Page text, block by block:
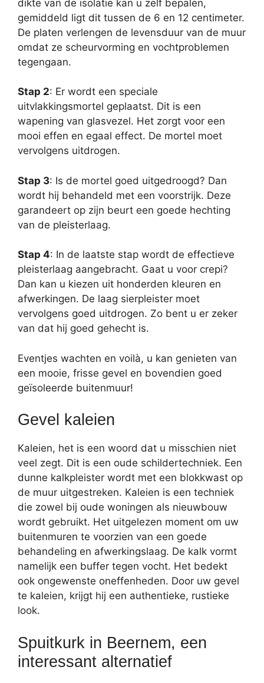
dikte van de isolatie kan u zelf bepalen,
gemiddeld ligt dit tussen de 6 en 12 centimeter.
De platen verlengen de levensduur van de muur
omdat ze scheurvorming en vochtproblemen
tegengaan.
Stap 2: Er wordt een speciale
uitvlakkingsmortel geplaatst. Dit is een
wapening van glasvezel. Het zorgt voor een
mooi effen en egaal effect. De mortel moet
vervolgens uitdrogen.
Stap 3: Is de mortel goed uitgedroogd? Dan
wordt hij behandeld met een voorstrijk. Deze
garandeert op zijn beurt een goede hechting
van de pleisterlaag.
Stap 4: In de laatste stap wordt de effectieve
pleisterlaag aangebracht. Gaat u voor crepi?
Dan kan u kiezen uit honderden kleuren en
afwerkingen. De laag sierpleister moet
vervolgens goed uitdrogen. Zo bent u er zeker
van dat hij goed gehecht is.
Eventjes wachten en voilà, u kan genieten van
een mooie, frisse gevel en bovendien goed
geïsoleerde buitenmuur!
Gevel kaleien
Kaleien, het is een woord dat u misschien niet
veel zegt. Dit is een oude schildertechniek. Een
dunne kalkpleister wordt met een blokkwast op
de muur uitgestreken. Kaleien is een techniek
die zowel bij oude woningen als nieuwbouw
wordt gebruikt. Het uitgelezen moment om uw
buitenmuren te voorzien van een goede
behandeling en afwerkingslaag. De kalk vormt
namelijk een buffer tegen vocht. Het bedekt
ook ongewenste oneffenheden. Door uw gevel
te kaleien, krijgt hij een authentieke, rustieke
look.
Spuitkurk in Beernem, een
interessant alternatief